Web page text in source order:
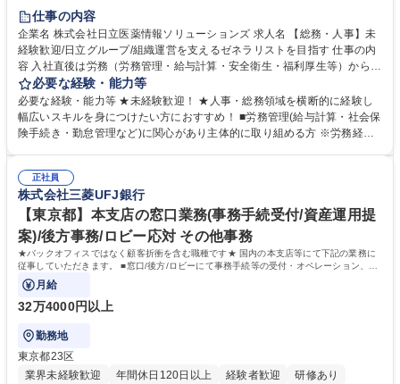
住宅手当あり
育休あり
完全週休2日制 交通費支給 土日祝休み 寮・社宅あり
仕事の内容
企業名 株式会社日立医薬情報ソリューションズ 求人名 【総務・人事】未
経験歓迎/日立グループ/組織運営を支えるゼネラリストを目指す 仕事の内
容 入社直後は労務（労務管理・給与計算・安全衛生・福利厚生等）からお
任せいたします。将来は総務・採用・教育業務へ守備範囲を広げ、組織運
営を支えるゼネラリストをめざせます。 ・初期業務：労働時間管理、給与
計算、社会保険対応、福利厚生管理、安全衛生、健康経営推進等をお任せ
します。ご経験に応じて、休職者管理など、幅広く経験を積んでいただき
幅広く経験を積みたい意欲がある方に最適な環境です。 募集職種 【総
務・人事】未経験歓迎/日立グループ/組織運営を支えるゼネラリストを目
指す
必要な経験・能力等
必要な経験・能力等 ★未経験歓迎！ ★人事・総務領域を横断的に経験し
幅広いスキルを身につけたい方におすすめ！ ■労務管理(給与計算・社会保
険手続き・勤怠管理など)に関心があり主体的に取り組める方 ※労務経験
のご経験 ■労務管理（給与計算・社会保険手続き・勤怠管理など）の経験
■衛生管理者の資格をお持ちの方 学歴・資格 学歴：大学院 大学 高専 短大
専修学校 高校 語学力： 資格：
正社員
株式会社三菱UFJ銀行
【東京都】本支店の窓口業務(事務手続受付/資産運用提
案)/後方事務/ロビー応対 その他事務
★バックオフィスではなく顧客折衝を含む職種です★ 国内の本支店等にて下記の業務に
従事していただきます。 ■窓口/後方/ロビーにて事務手続等の受付・オペレーション、お
客様対応
月給
32万4000円以上
勤務地
東京都23区
業界未経験歓迎
年間休日120日以上 経験者歓迎
研修あり